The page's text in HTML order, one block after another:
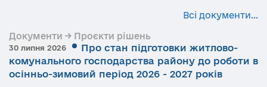
Всі документи...
Документи → Проєкти рішень
30 липня 2026
Про стан підготовки житлово-
комунального господарства району до роботи в
осінньо-зимовий період 2026 - 2027 років